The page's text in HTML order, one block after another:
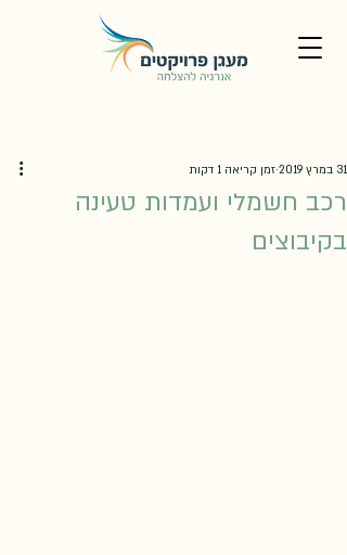
רכב חשמלי ועמדות טעינה
בקיבוצים
31 במרץ 2019 זמן קריאה 1 דקות